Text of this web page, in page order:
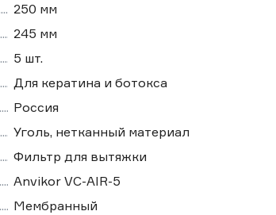
250 мм
245 мм
5 шт.
Для кератина и ботокса
Россия
Уголь, нетканный материал
Фильтр для вытяжки
Anvikor VC-AIR-5
Мембранный